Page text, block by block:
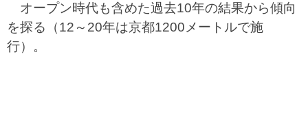
オープン時代も含めた過去10年の結果から傾向
を探る（12～20年は京都1200メートルで施
行）。